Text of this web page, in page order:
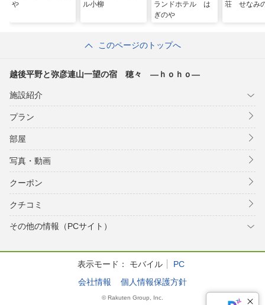
や
ル小柳
ランドホテル は
ぎのや
荘 せなみ
このページのトップへ
越後平野と弥彦連山一望の宿 穂々 ―ｈｏｈｏ―
施設紹介
プラン
部屋
写真・動画
クーポン
クチコミ
その他の情報（PCサイト）
表示モード： モバイル
PC
会社情報
個人情報保護方針
© Rakuten Group, Inc.